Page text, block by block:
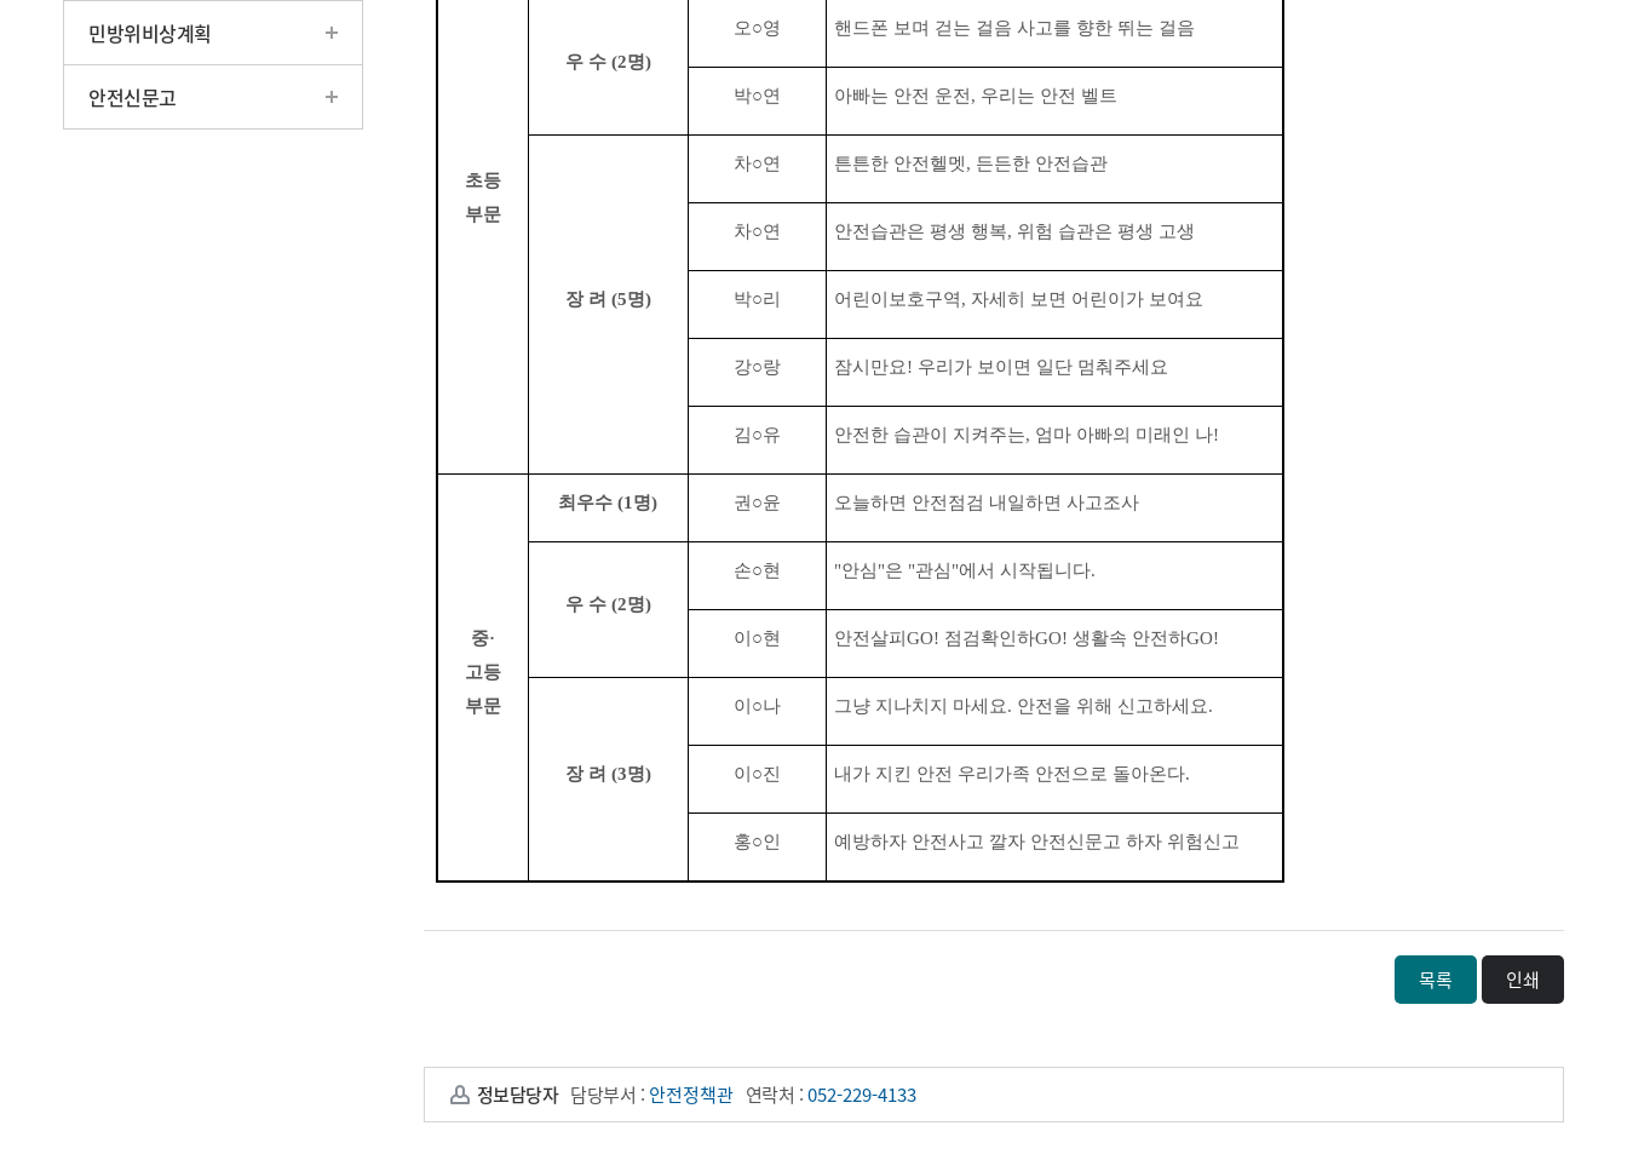
민방위비상계획
안전신문고
초등
부문
우 수 (2명)
오○영 핸드폰 보며 걷는 걸음 사고를 향한 뛰는 걸음
박○연 아빠는 안전 운전 , 우리는 안전 벨트
장 려 (5명)
차○연 튼튼한 안전헬멧, 든든한 안전습관
차○연 안전습관은 평생 행복, 위험 습관은 평생 고생
박○리 어린이보호구역, 자세히 보면 어린이가 보여요
강○랑 잠시만요! 우리가 보이면 일단 멈춰주세요
김○유 안전한 습관이 지켜주는, 엄마 아빠의 미래인 나!
중·
고등
부문
최우수(1 명) 권 ○윤 오늘하면 안전점검 내일하면 사고조사
우 수 (2명)
손○현 "안심"은 "관심"에서 시작됩니다.
이 ○현 안전살피GO! 점검확인하GO!생활속 안전하GO!
장 려 (3명)
이 ○나 그냥 지나치지 마세요. 안전을 위해 신고하세요.
이 ○진 내가 지킨 안전 우리가족 안전으로 돌아온다.
홍○인 예방하자 안전사고 깔자 안전신문고 하자 위험신고
목록 인쇄
정보담당자 담당부서 : 안전정책관 연락처 :052-229-4133